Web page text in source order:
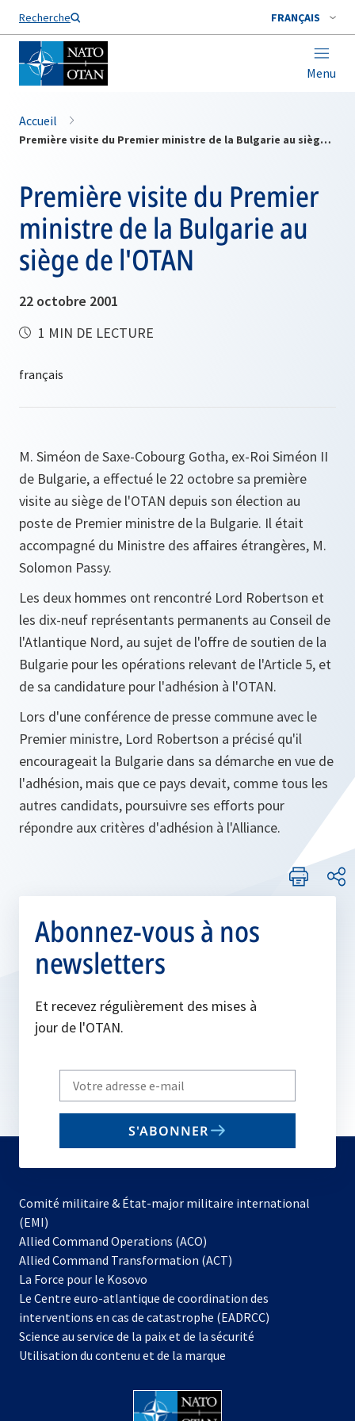
Recherche FRANÇAIS
Menu
Nom de famille*
Accueil
Première visite du Premier ministre de la Bulgarie au siège de l'OTAN
Première visite du Premier
ministre de la Bulgarie au
siège de l'OTAN
22 octobre 2001
1 MIN DE LECTURE
M. Siméon de Saxe-Cobourg Gotha, ex-Roi Siméon II
de Bulgarie, a effectué le 22 octobre sa première
visite au siège de l'OTAN depuis son élection au
poste de Premier ministre de la Bulgarie. Il était
accompagné du Ministre des affaires étrangères, M.
Solomon Passy.
Les deux hommes ont rencontré Lord Robertson et
les dix-neuf représentants permanents au Conseil de
l'Atlantique Nord, au sujet de l'offre de soutien de la
Bulgarie pour les opérations relevant de l'Article 5, et
de sa candidature pour l'adhésion à l'OTAN.
Lors d'une conférence de presse commune avec le
Premier ministre, Lord Robertson a précisé qu'il
encourageait la Bulgarie dans sa démarche en vue de
l'adhésion, mais que ce pays devait, comme tous les
autres candidats, poursuivre ses efforts pour
répondre aux critères d'adhésion à l'Alliance.
Abonnez-vous à nos
newsletters
Et recevez régulièrement des mises à
jour de l'OTAN.
Write
your
email
S'ABONNER
Comité militaire & État-major militaire international
(EMI)
Allied Command Operations (ACO)
dans
nouvel
onglet
Allied Command Transformation (ACT)
La Force pour le Kosovo
dans
un
nouvel
onglet
Le Centre euro-atlantique de coordination des
interventions en cas de catastrophe (EADRCC)
Science au service de la paix et de la sécurité
Utilisation du contenu et de la marque